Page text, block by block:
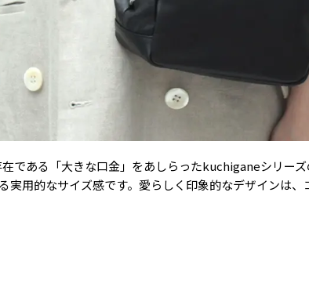
である「大きな口金」をあしらったkuchiganeシリー
実用的なサイズ感です。愛らしく印象的なデザインは